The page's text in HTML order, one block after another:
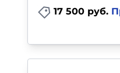
17 500 руб.